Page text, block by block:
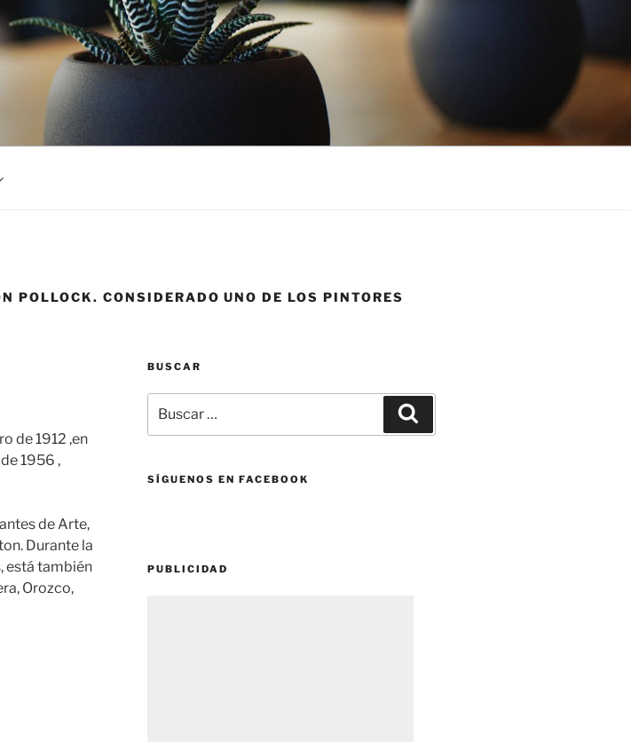
POLLOCK. CONSIDERADO UNO DE LOS PINTORES
de 1912 ,en
1956 ,
de Arte,
Durante la
está también
Orozco,
BUSCAR
por:
SÍGUENOS EN FACEBOOK
PUBLICIDAD